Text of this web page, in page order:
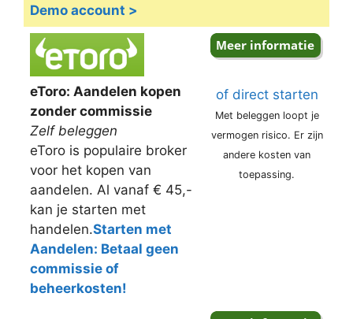
Demo account >
eToro: Aandelen kopen
zonder commissie
Zelf beleggen
eToro is populaire broker
voor het kopen van
aandelen. Al vanaf € 45,-
kan je starten met
handelen.Starten met
Aandelen: Betaal geen
commissie of
beheerkosten!
of direct starten
Met beleggen loopt je
vermogen risico. Er zijn
andere kosten van
toepassing.